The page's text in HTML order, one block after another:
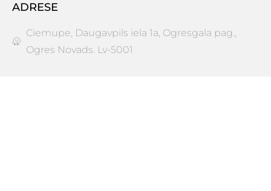
ADRESE
Ciemupe, Daugavpils iela 1a, Ogresgala pag.,
Ogres Novads. Lv-5001